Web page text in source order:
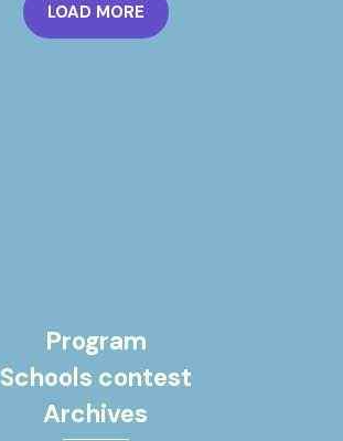
LOAD MORE
Program
Schools contest
Archives